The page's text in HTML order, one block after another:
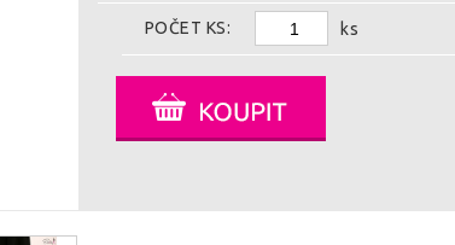
POČET KS: ks